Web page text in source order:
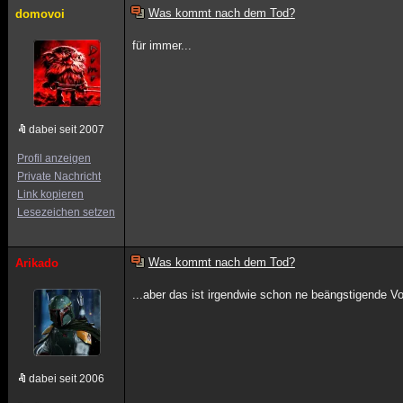
domovoi
dabei seit 2007
Profil anzeigen
Private Nachricht
Link kopieren
Lesezeichen setzen
Was kommt nach dem Tod?
für immer...
Arikado
dabei seit 2006
Was kommt nach dem Tod?
...aber das ist irgendwie schon ne beängstigende